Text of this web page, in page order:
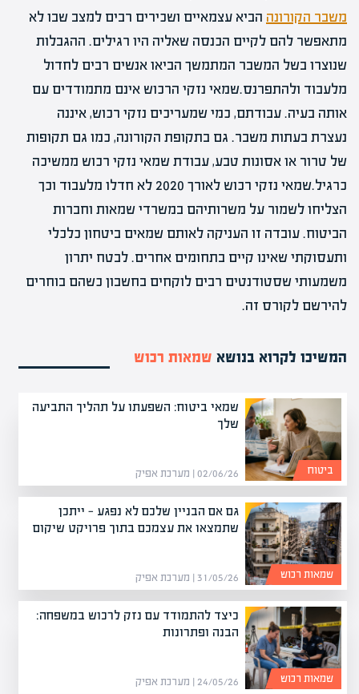
משבר הקורונה הביא עצמאיים ושכירים רבים למצב שבו לא
מתאפשר להם לקיים הכנסה שאליה היו רגילים. ההגבלות
שנוצרו בשל המשבר המתמשך הביאו אנשים רבים לחדול
מלעבוד ולהתפרנס.שמאי נזקי הרכוש אינם מתמודדים עם
אותה בעיה. עבודתם, כמי שמעריכים נזקי רכוש, איננה
נעצרת בעתות משבר. גם בתקופת הקורונה, כמו גם תקופות
של טרור או אסונות טבע, עבודת שמאי נזקי רכוש ממשיכה
כרגיל.שמאי נזקי רכוש לאורך 2020 לא חדלו מלעבוד וכך
הצליחו לשמור על משרותיהם במשרדי שמאות וחברות
הביטוח. עובדה זו העניקה לאותם שמאים ביטחון כלכלי
ותעסוקתי שאינו קיים בתחומים אחרים. לבטח יתרון
משמעותי שסטודנטים רבים לוקחים בחשבון כשהם בוחרים
להירשם לקורס זה.
המשיכו לקרוא בנושא שמאות רכוש
שמאי ביטוח: השפעתו על תהליך התביעה
שלך
02/06/26 | מערכת אפיק ביטוח
גם אם הבניין שלכם לא נפגע — ייתכן
שתמצאו את עצמכם בתוך פרויקט שיקום
31/05/26 | מערכת אפיק שמאות רכוש
כיצד להתמודד עם נזק לרכוש במשפחה:
הבנה ופתרונות
24/05/26 | מערכת אפיק שמאות רכוש